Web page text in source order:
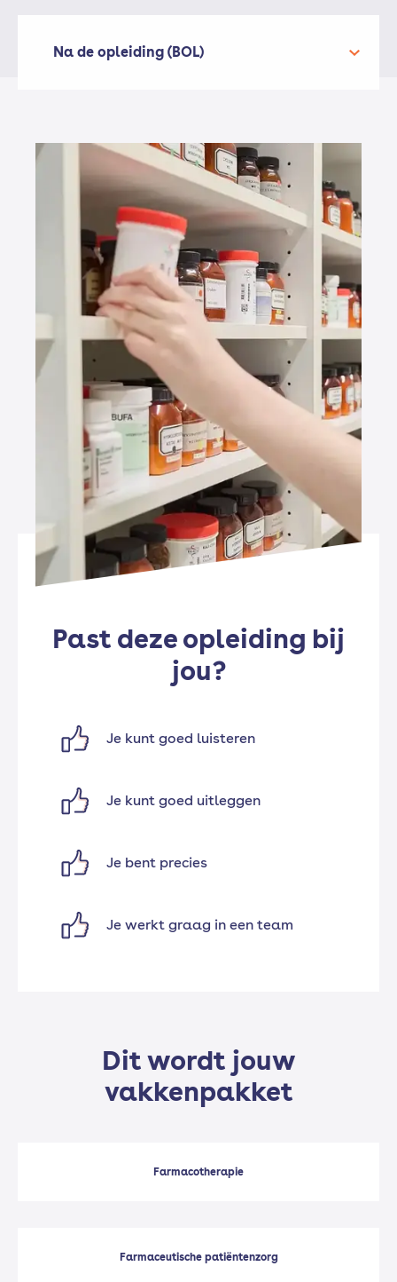
Na de opleiding (BOL)
Past deze opleiding bij
jou?
Je kunt goed luisteren
Je kunt goed uitleggen
Je bent precies
Je werkt graag in een team
Dit wordt jouw
vakkenpakket
Farmacotherapie
Farmaceutische patiëntenzorg